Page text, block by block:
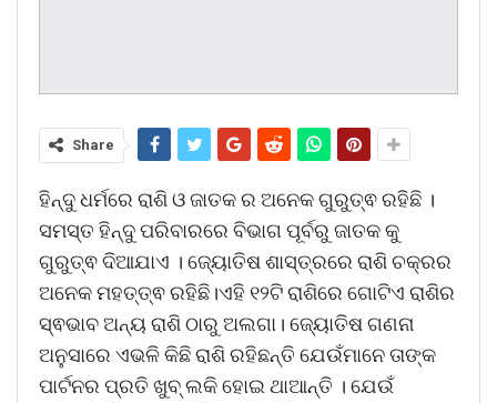
Share
ହିନ୍ଦୁ ଧର୍ମରେ ରାଶି ଓ ଜାତକ ର ଅନେକ ଗୁରୁତ୍ଵ ରହିଛି ।
ସମସ୍ତ ହିନ୍ଦୁ ପରିବାରରେ ବିଭାଗ ପୂର୍ବରୁ ଜାତକ କୁ
ଗୁରୁତ୍ଵ ଦିଆଯାଏ । ଜ୍ୟୋତିଷ ଶାସ୍ତ୍ରରେ ରାଶି ଚକ୍ରର
ଅନେକ ମହତ୍ତ୍ଵ ରହିଛି।ଏହି ୧୨ଟି ରାଶିରେ ଗୋଟିଏ ରାଶିର
ସ୍ଵଭାବ ଅନ୍ୟ ରାଶି ଠାରୁ ଅଲଗା। ଜ୍ୟୋତିଷ ଗଣନା
ଅନୁସାରେ ଏଭଳି କିଛି ରାଶି ରହିଛନ୍ତି ଯେଉଁମାନେ ତାଙ୍କ
ପାର୍ଟନର ପ୍ରତି ଖୁବ୍ ଲକି ହୋଇ ଥାଆନ୍ତି । ଯେଉଁ